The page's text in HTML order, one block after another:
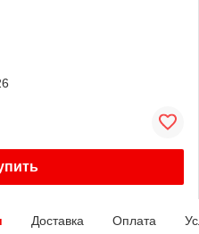
Доставка Оплата